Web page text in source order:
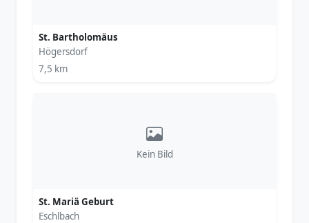
St. Bartholomäus
Högersdorf
7,5 km
Kein Bild
St. Mariä Geburt
Eschlbach